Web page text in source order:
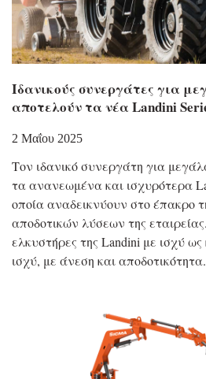
Ιδανικούς συνεργάτες για
αποτελούν τα νέα Landini
2 Μαΐου 2025
Τον ιδανικό συνεργάτη για
τα ανανεωμένα και ισχυρότερα
οποία αναδεικνύουν στο έπακρο
αποδοτικών λύσεων της
ελκυστήρες της Landini με ισχύ
ισχύ, με άνεση και αποδοτικότητα.